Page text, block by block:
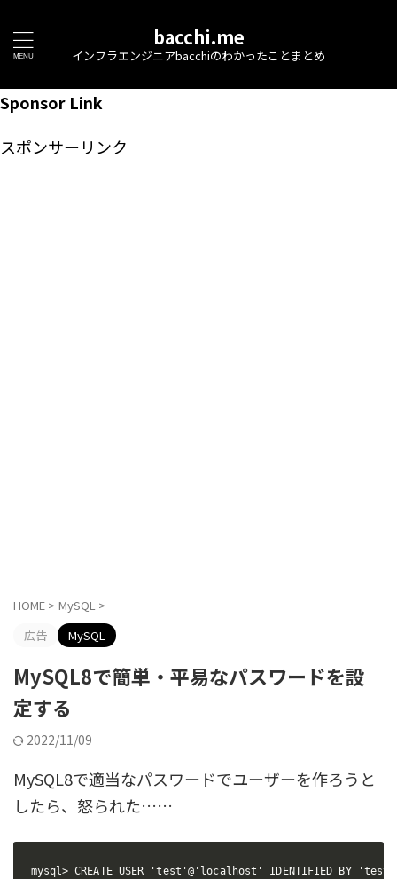
bacchi.me
インフラエンジニアbacchiのわかったことまとめ
Sponsor Link
スポンサーリンク
HOME > MySQL >
広告
MySQL
MySQL8で簡単・平易なパスワードを設
定する
2022/11/09
MySQL8で適当なパスワードでユーザーを作ろうと
したら、怒られた……
mysql> CREATE USER 'test'@'localhost' IDENTIFIED BY